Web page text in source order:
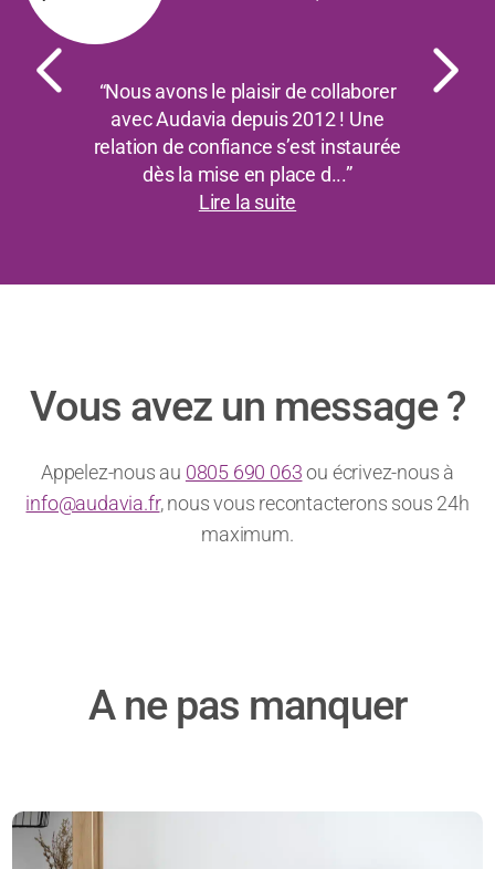
“Nous avons le plaisir de collaborer
avec Audavia depuis 2012 ! Une
relation de confiance s’est instaurée
dès la mise en place d...”
Lire la suite
Vous avez un message ?
Appelez-nous au 0805 690 063ou écrivez-nous à
info@audavia.fr, nous vous recontacterons sous 24h
maximum.
A ne pas manquer